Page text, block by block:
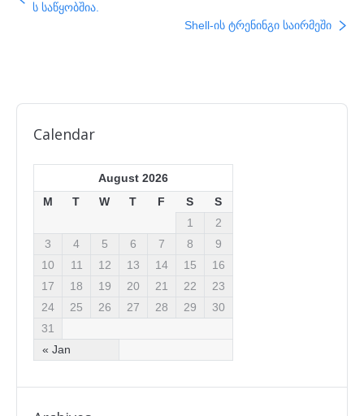
ს საწყობშია.
Shell-ის ტრენინგი საირმეში
Calendar
August 2026
M
T W T F S S
« Jan
1
2
3
4 5 6 7 8
9
10
11 12 13 14 15
16
17
18 19 20 21 22
23
24
25 26 27 28 29
30
31